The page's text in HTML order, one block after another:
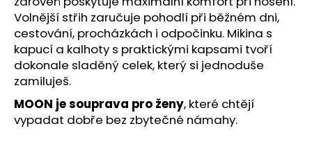
Volnější střih zaručuje pohodlí při běžném dni,
cestování, procházkách i odpočinku. Mikina s
kapucí a kalhoty s praktickými kapsami tvoří
dokonale sladěný celek, který si jednoduše
zamiluješ.
MOON je souprava pro ženy, které chtějí
vypadat dobře bez zbytečné námahy.
o
r
u
č
u
j
e
m
e